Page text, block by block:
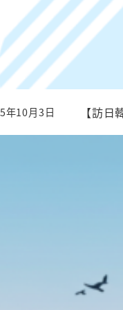
【訪
年10月3日